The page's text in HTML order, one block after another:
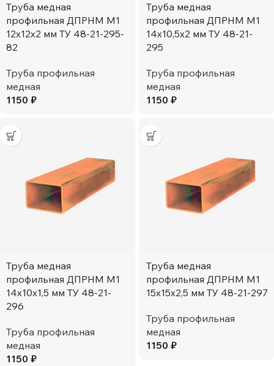
Труба медная
профильная ДПРНМ М1
12х12х2 мм ТУ 48-21-295-
82
Труба профильная
медная
1150 ₽
Труба медная
профильная ДПРНМ М1
14х10,5х2 мм ТУ 48-21-
295
Труба профильная
медная
1150 ₽
Труба медная
профильная ДПРНМ М1
14х10х1,5 мм ТУ 48-21-
296
Труба профильная
медная
1150 ₽
Труба медная
профильная ДПРНМ М1
15х15х2,5 мм ТУ 48-21-297
Труба профильная
медная
1150 ₽